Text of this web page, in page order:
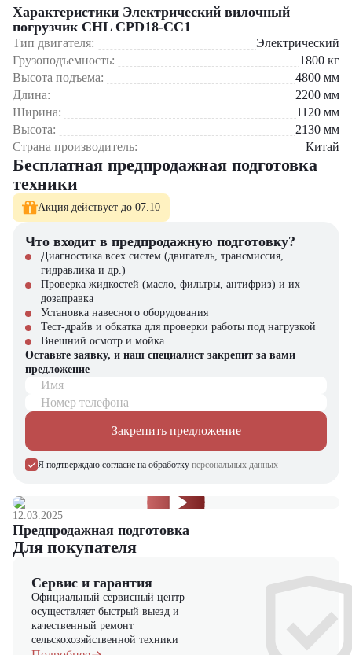
Низкие эксплуатационные
издержки
отсутствие затрат на
потребность в
обслуживании
обеспечивают экономию
Бесшумная работа
ночные смены или в зонах с
ограничениями по уровню
шума
Где применяется вилочный погрузчик CHL CPD18-CC1?
Склады и распределительные центры
Производственные цеха с закрытым циклом
Супермаркеты и торговые залы
Архивы, библиотеки, выставочные центры
Почему стоит выбрать CHL CPD18-CC1?
Энергоэффективность и нулевые выбросы
Оптимальное соотношение цены и функциональности
Удобство при работе в ограниченных пространствах
Продуманная конструкция и долговечные компоненты
Соответствие современным требованиям складской логистики
Купить электрический вилочный погрузчик CHL CPD18-CC1 в
Компания "ЦТО" – официальный дилер техники CHL,
предлагающий новые модели складского оборудования с гарантией.
погрузчиков, малой складской техники, навесного оборудования,
запчасти для долгосрочной эксплуатации, профессиональные
консультации по выбору техники.
Мы осуществляем быструю доставку по всей России и
📞 Звоните прямо сейчас для уточнения деталей и оформления
заказа!
Выбирайте надежность и качество – выбирайте CHL CPD18-
Характеристики Электрический вилочный
погрузчик CHL CPD18-CC1
Тип двигателя:
Электрический
Грузоподъемность:
1800 кг
Высота подъема:
4800 мм
Длина:
2200 мм
Ширина:
1120 мм
Высота:
2130 мм
Страна производитель:
Китай
Бесплатная предпродажная подготовка
техники
Акция действует до 07.10
Что входит в предпродажную подготовку?
Диагностика всех систем (двигатель, трансмиссия,
гидравлика и др.)
Проверка жидкостей (масло, фильтры, антифриз) и их
дозаправка
Установка навесного оборудования
Тест-драйв и обкатка для проверки работы под нагрузкой
Внешний осмотр и мойка
Оставьте заявку, и наш специалист закрепит за вами
предложение
Имя
Номер телефона
Закрепить предложение
Я подтверждаю согласие на обработку персональных данных
12.03.2025
Предпродажная подготовка
Для покупателя
Сервис и гарантия
Официальный сервисный центр
осуществляет быстрый выезд и
качественный ремонт
сельскохозяйственной техники